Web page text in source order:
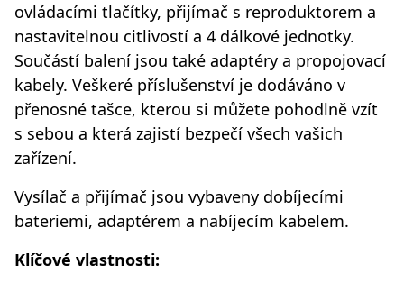
ovládacími tlačítky, přijímač s reproduktorem a
nastavitelnou citlivostí a 4 dálkové jednotky.
Součástí balení jsou také adaptéry a propojovací
kabely. Veškeré příslušenství je dodáváno v
přenosné tašce, kterou si můžete pohodlně vzít
s sebou a která zajistí bezpečí všech vašich
zařízení.
Vysílač a přijímač jsou vybaveny dobíjecími
bateriemi, adaptérem a nabíjecím kabelem.
Klíčové vlastnosti: